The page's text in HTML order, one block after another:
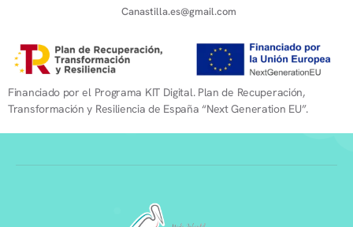
Canastilla.es@gmail.com
Financiado por el Programa KIT Digital. Plan de Recuperación,
Transformación y Resiliencia de España “Next Generation EU”.